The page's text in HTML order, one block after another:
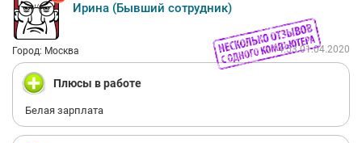
Ирина (Бывший сотрудник)
Город: Москва 14:53 01.04.2020
Плюсы в работе
Белая зарплата